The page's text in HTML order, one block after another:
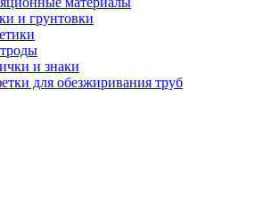
и грунтовки
и знаки
для обезжиривания труб